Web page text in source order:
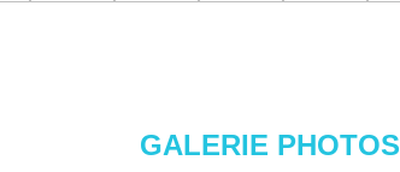
GALERIE PHOTOS